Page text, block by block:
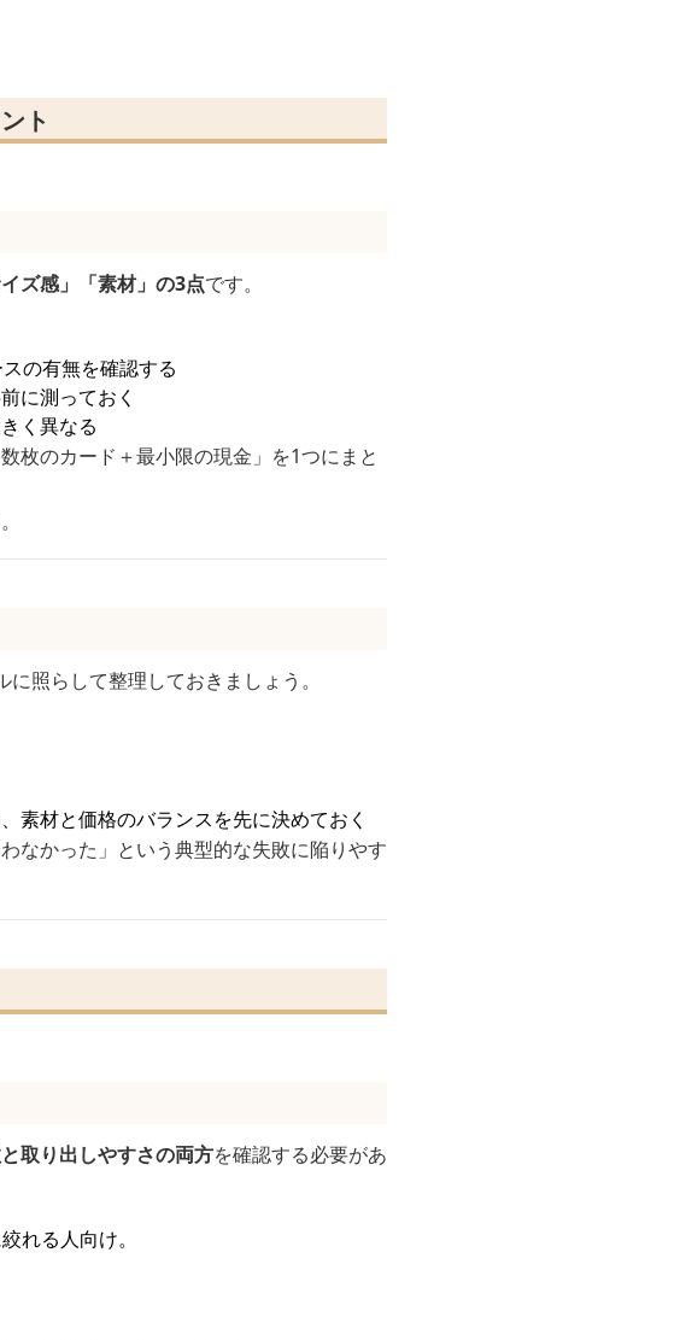
ト
ズ感」「素材」の3点です。
の有無を確認する
に測っておく
く異なる
枚のカード＋最小限の現金」を1つにまと
照らして整理しておきましょう。
素材と価格のバランスを先に決めておく
なかった」という典型的な失敗に陥りやす
取り出しやすさの両方を確認する必要があ
れる人向け。